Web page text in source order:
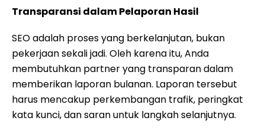
Transparansi dalam Pelaporan Hasil
SEO adalah proses yang berkelanjutan, bukan
pekerjaan sekali jadi. Oleh karena itu, Anda
membutuhkan partner yang transparan dalam
memberikan laporan bulanan. Laporan tersebut
harus mencakup perkembangan trafik, peringkat
kata kunci, dan saran untuk langkah selanjutnya.